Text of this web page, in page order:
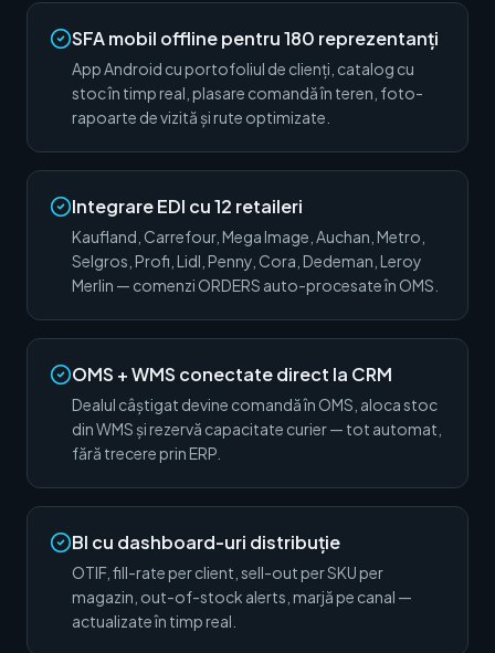
SFA mobil offline pentru 180 reprezentanți
App Android cu portofoliul de clienți, catalog cu
stoc în timp real, plasare comandă în teren, foto-
rapoarte de vizită și rute optimizate.
Integrare EDI cu 12 retaileri
Kaufland, Carrefour, Mega Image, Auchan, Metro,
Selgros, Profi, Lidl, Penny, Cora, Dedeman, Leroy
Merlin — comenzi ORDERS auto-procesate în OMS.
OMS + WMS conectate direct la CRM
Dealul câștigat devine comandă în OMS, aloca stoc
din WMS și rezervă capacitate curier — tot automat,
fără trecere prin ERP.
BI cu dashboard-uri distribuție
OTIF, fill-rate per client, sell-out per SKU per
magazin, out-of-stock alerts, marjă pe canal —
actualizate în timp real.